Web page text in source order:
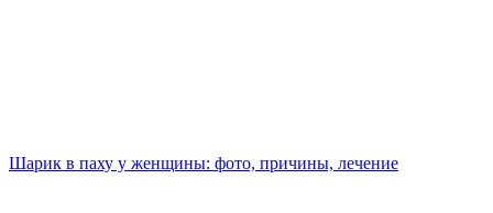
Шарик в паху у женщины: фото, причины, лечение